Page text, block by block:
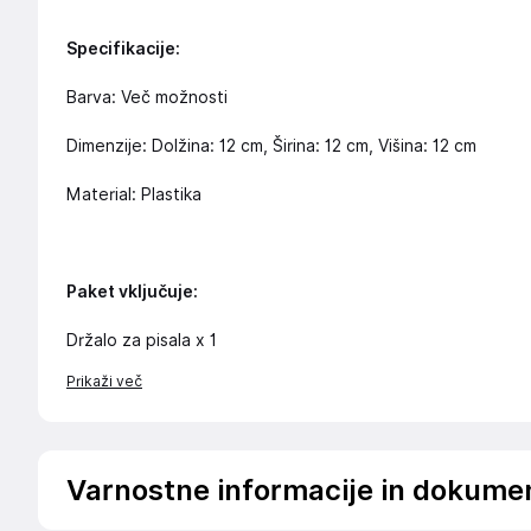
Specifikacije:
Barva: Več možnosti
Dimenzije: Dolžina: 12 cm, Širina: 12 cm, Višina: 12 cm
Material: Plastika
Paket vključuje:
Držalo za pisala x 1
Prikaži več
Varnostne informacije in